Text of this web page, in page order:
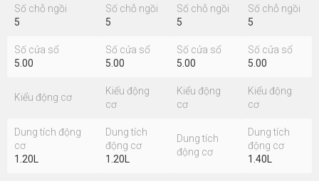
Số chỗ ngồi
5
Số chỗ ngồi
5
Số chỗ ngồi
5
Số chỗ ngồi
5
Số cửa sổ
5.00
Số cửa sổ
5.00
Số cửa sổ
5.00
Số cửa sổ
5.00
Kiểu động cơ
Kiểu động
cơ
Kiểu động
cơ
Kiểu động
cơ
Dung tích động
cơ
1.20L
Dung tích
động cơ
1.20L
Dung tích
động cơ
Dung tích
động cơ
1.40L